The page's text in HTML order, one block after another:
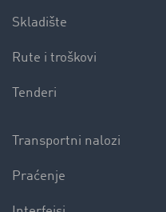
Skladište
Rute i troškovi
Tenderi
Transportni nalozi
Praćenje